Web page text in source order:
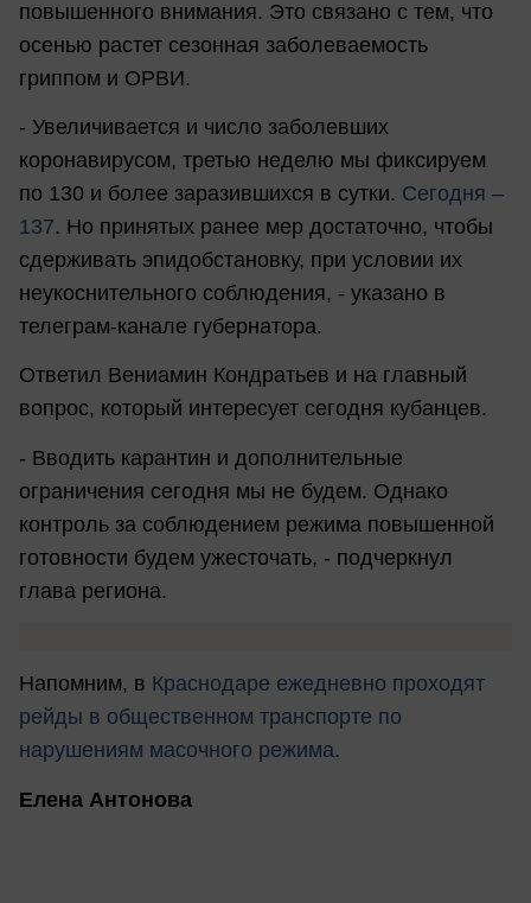
повышенного внимания. Это связано с тем, что
осенью растет сезонная заболеваемость
гриппом и ОРВИ.
- Увеличивается и число заболевших
коронавирусом, третью неделю мы фиксируем
по 130 и более заразившихся в сутки. Сегодня –
137. Но принятых ранее мер достаточно, чтобы
сдерживать эпидобстановку, при условии их
неукоснительного соблюдения, - указано в
телеграм-канале губернатора.
Ответил Вениамин Кондратьев и на главный
вопрос, который интересует сегодня кубанцев.
- Вводить карантин и дополнительные
ограничения сегодня мы не будем. Однако
контроль за соблюдением режима повышенной
готовности будем ужесточать, - подчеркнул
глава региона.
Напомним, в Краснодаре ежедневно проходят
рейды в общественном транспорте по
нарушениям масочного режима.
Елена Антонова